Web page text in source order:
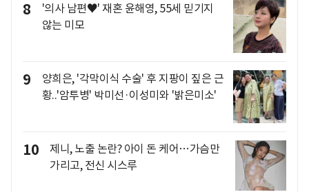
8
'의사 남편♥' 재혼 윤해영, 55세 믿기지
않는 미모
9
양희은, '각막이식 수술' 후 지팡이 짚은 근
황..'암투병' 박미선·이성미와 '밝은미소'
10
제니, 노출 논란? 아이 돈 케어…가슴만
가리고, 전신 시스루